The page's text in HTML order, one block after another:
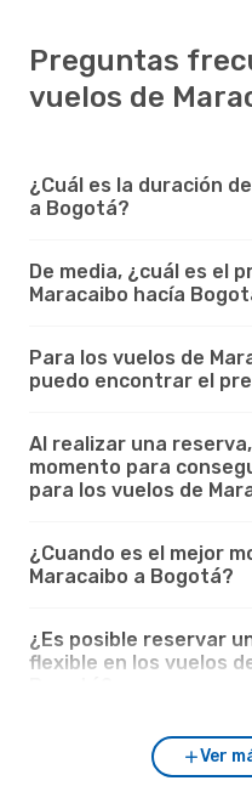
Preguntas
vuelos de
¿Cuál es la duración
a Bogotá?
De media, ¿cuál es el
Maracaibo hacía
Para los vuelos de
puedo encontrar el
Al realizar una
momento para
para los vuelos de
¿Cuando es el mejor
Maracaibo a Bogotá?
¿Es posible reservar
flexible en los vuelos
Ver